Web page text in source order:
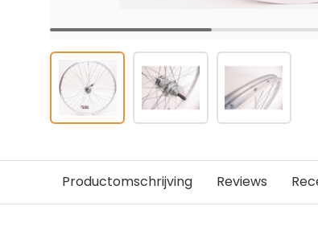
Productomschrijving Reviews